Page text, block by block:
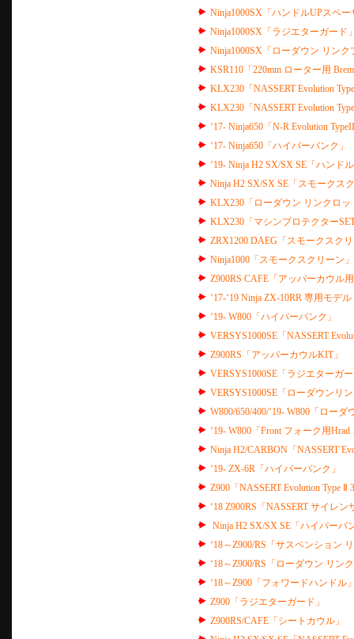
Ninja1000SX「ハンドルUPスペー
Ninja1000SX「ラジエターガード
Ninja1000SX「ローダウン リンク
KSR110「220mm ローター用
KLX230「NASSERT Evolution
KLX230「NASSERT Evolution
‘17- Ninja650「N-R Evolution
‘17- Ninja650「ハイパーバンク」
‘19- Ninja H2 SX/SX SE「ハンド
Ninja H2 SX/SX SE「スモークス
KLX230「ローダウン リンクロッ
KLX230「マシンプロテクター
ZRX1200 DAEG「スモークスク
Ninja1000「スモークスクリーン」
Z900RS CAFE「アッパーカウル
‘17-‘19 Ninja ZX-10RR 専用モデ
‘19- W800「ハイパーバンク」
VERSYS1000SE「NASSERT
Z900RS「アッパーカウルKIT」
VERSYS1000SE「ラジエターガ
VERSYS1000SE「ローダウンリ
W800/650/400/‘19- W800「ロー
‘19- W800「Front フォーク用
Ninja H2/CARBON「NASSERT
‘19- ZX-6R「ハイパーバンク」
Z900「NASSERT Evolution Type
‘18 Z900RS「NASSERT サイレ
Ninja H2 SX/SX SE「ハイパーバ
‘18～Z900/RS「サスペンション
‘18～Z900/RS「ローダウン リン
‘18～Z900「フォワードハンドル
Z900「ラジエターガード」
Z900RS/CAFE「シートカウル」